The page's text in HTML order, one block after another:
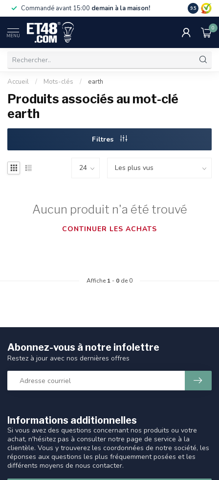
Commandé avant 15:00 demain à la maison! La
de 75 €.
9.5
MENU
0
Accueil / Mots-clés / earth
Produits associés au mot-clé
earth
Filtres
Aucun produit n'a été trouvé
CONTINUER LES ACHATS
Affiche 1 - 0 de 0
Informations additionnelles
Si vous avez des questions concernant nos produits ou votre
achat, n'hésitez pas à consulter notre page de service à la
clientèle. Vous y trouverez les coordonnées de notre société, les
réponses aux questions les plus fréquemment posées et les
différents moyens de nous contacter.
Abonnez-vous à notre infolettre
Restez à jour avec nos dernières offres